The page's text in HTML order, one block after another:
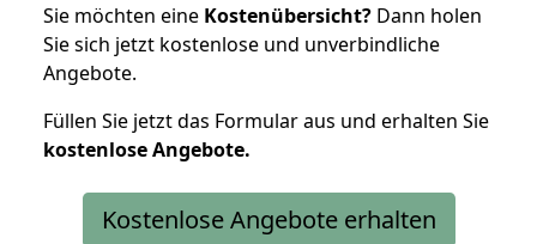
Sie möchten eine Kostenübersicht? Dann holen
Sie sich jetzt kostenlose und unverbindliche
Angebote.
Füllen Sie jetzt das Formular aus und erhalten Sie
kostenloseAngebote.
Kostenlose Angebote erhalten